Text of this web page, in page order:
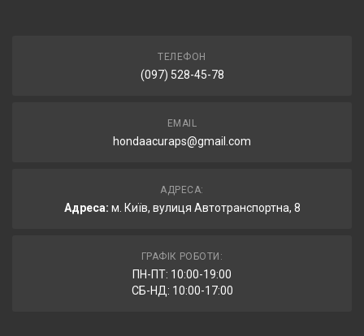
ТЕЛЕФОН
(097) 528-45-78
EMAIL
hondaacuraps@gmail.com
АДРЕСА:
Адреса: м. Київ, вулиця Автотранспортна, 8
ГРАФІК РОБОТИ:
ПН-ПТ: 10:00-19:00
СБ-НД: 10:00-17:00